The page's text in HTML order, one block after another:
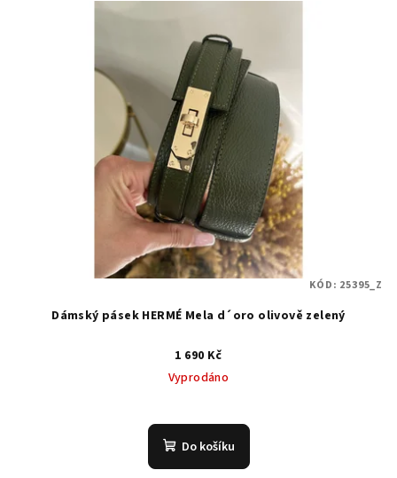
Dámský pásek HERMÉ Mela d´oro olivově zelený
1 690 Kč
Vyprodáno
Do košíku
KÓD: 25395_Z